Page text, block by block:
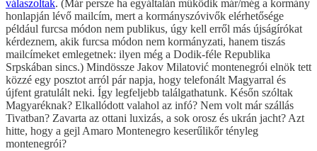
válaszoltak. (Már persze ha egyáltalán működik már/még a kormány
honlapján lévő mailcím, mert a kormányszóvivők elérhetősége
például furcsa módon nem publikus, úgy kell erről más újságírókat
kérdeznem, akik furcsa módon nem kormányzati, hanem tiszás
mailcímeket emlegetnek: ilyen még a Dodik-féle Republika
Srpskában sincs.) Mindössze Jakov Milatović montenegrói elnök tett
közzé egy posztot arról pár napja, hogy telefonált Magyarral és
újfent gratulált neki. Így legfeljebb találgathatunk. Későn szóltak
Magyaréknak? Elkallódott valahol az infó? Nem volt már szállás
Tivatban? Zavarta az ottani luxizás, a sok orosz és ukrán jacht? Azt
hitte, hogy a gejl Amaro Montenegro keserűlikőr tényleg
montenegrói?